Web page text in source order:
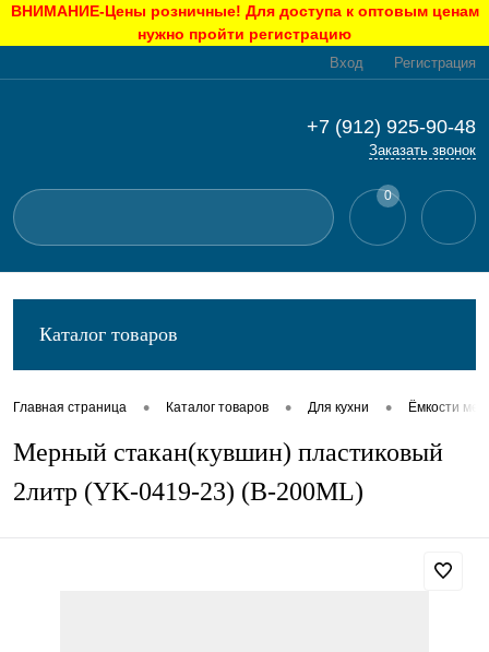
ВНИМАНИЕ-Цены розничные! Для доступа к оптовым ценам
нужно пройти регистрацию
Вход Регистрация
+7 (912) 925-90-48
Заказать звонок
0
Каталог товаров
Главная страница • Каталог товаров • Для кухни • Ёмкости
Мерный стакан(кувшин) пластиковый
2литр (YK-0419-23) (B-200ML)